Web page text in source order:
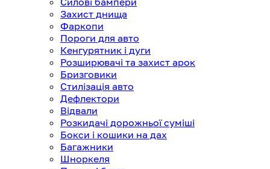
Захист днища
Фаркопи
Пороги для авто
Кенгурятник і дуги
Розширювачі та захист арок
Бризговики
Стилізація авто
Дефлектори
Відвали
Розкидачі дорожньої суміші
Бокси і кошики на дах
Багажники
Шноркеля